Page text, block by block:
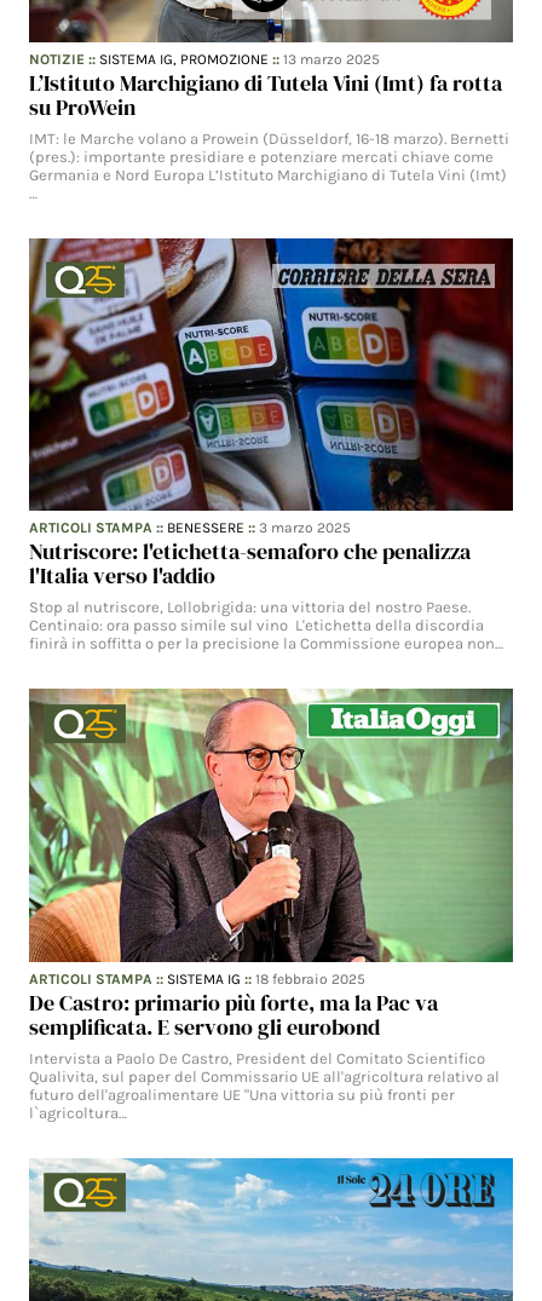
NOTIZIE :: SISTEMA IG, PROMOZIONE ::13 marzo 2025
L’Istituto Marchigiano di Tutela Vini (Imt) fa rotta
su ProWein
IMT: le Marche volano a Prowein (Düsseldorf, 16-18 marzo). Bernetti
(pres.): importante presidiare e potenziare mercati chiave come
Germania e Nord Europa L’Istituto Marchigiano di Tutela Vini (Imt)
…
ARTICOLI STAMPA :: BENESSERE ::3 marzo 2025
Nutriscore: l'etichetta-semaforo che penalizza
l'Italia verso l'addio
Stop al nutriscore, Lollobrigida: una vittoria del nostro Paese.
Centinaio: ora passo simile sul vino L'etichetta della discordia
finirà in soffitta o per la precisione la Commissione europea non…
ARTICOLI STAMPA :: SISTEMA IG ::18 febbraio 2025
De Castro: primario più forte, ma la Pac va
semplificata. E servono gli eurobond
Intervista a Paolo De Castro, President del Comitato Scientifico
Qualivita, sul paper del Commissario UE all'agricoltura relativo al
futuro dell'agroalimentare UE "Una vittoria su più fronti per
l`agricoltura…